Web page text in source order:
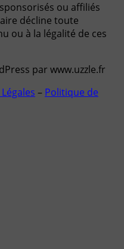
ou affiliés
décline toute
ou à la légalité de ces
par www.uzzle.fr
– Politique de